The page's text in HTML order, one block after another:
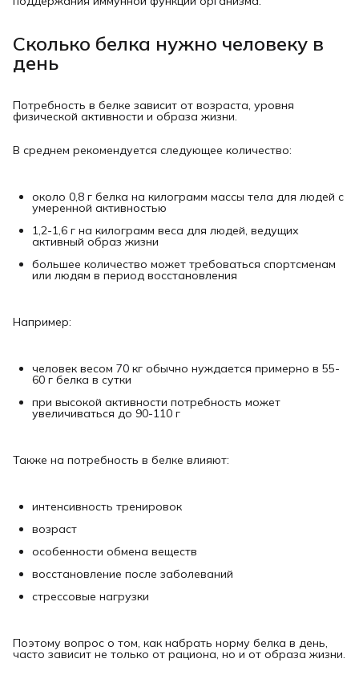
Сколько белка нужно человеку в
день
Потребность в белке зависит от возраста, уровня
физической активности и образа жизни.
В среднем рекомендуется следующее количество:
около 0,8 г белка на килограмм массы тела для людей с
умеренной активностью
1,2-1,6 г на килограмм веса для людей, ведущих
активный образ жизни
большее количество может требоваться спортсменам
или людям в период восстановления
Например:
человек весом 70 кг обычно нуждается примерно в 55-
60 г белка в сутки
при высокой активности потребность может
увеличиваться до 90-110 г
Также на потребность в белке влияют:
интенсивность тренировок
возраст
особенности обмена веществ
восстановление после заболеваний
стрессовые нагрузки
Поэтому вопрос о том, как набрать норму белка в день,
часто зависит не только от рациона, но и от образа жизни.